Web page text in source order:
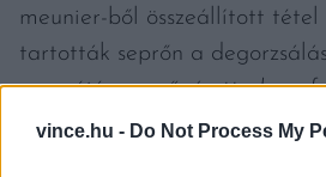
vince.hu - Do Not Process My
meunier-ből összeállított tétel
tartották seprőn a
aromájú pezsgő, érett alma,
és briós is megtalálható az